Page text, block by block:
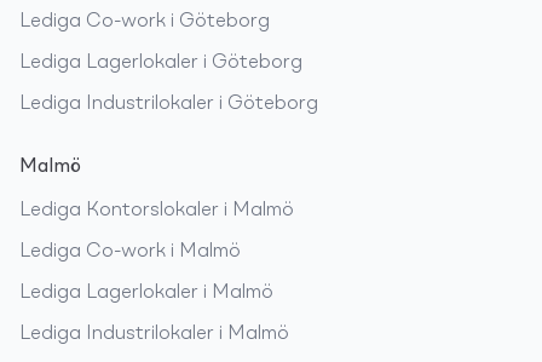
Lediga Co-work i Göteborg
Lediga Lagerlokaler i Göteborg
Lediga Industrilokaler i Göteborg
Malmö
Lediga Kontorslokaler i Malmö
Lediga Co-work i Malmö
Lediga Lagerlokaler i Malmö
Lediga Industrilokaler i Malmö